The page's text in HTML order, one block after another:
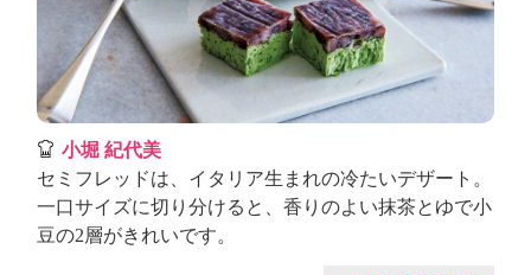
小堀 紀代美
セミフレッドは、イタリア生まれの冷たいデザート。
一口サイズに切り分けると、香りのよい抹茶とゆで小
豆の2層がきれいです。